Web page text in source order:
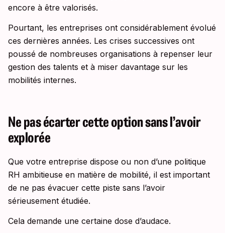
encore à être valorisés.
Pourtant, les entreprises ont considérablement évolué
ces dernières années. Les crises successives ont
poussé de nombreuses organisations à repenser leur
gestion des talents et à miser davantage sur les
mobilités internes.
Ne pas écarter cette option sans l’avoir
explorée
Que votre entreprise dispose ou non d’une politique
RH ambitieuse en matière de mobilité, il est important
de ne pas évacuer cette piste sans l’avoir
sérieusement étudiée.
Cela demande une certaine dose d’audace.